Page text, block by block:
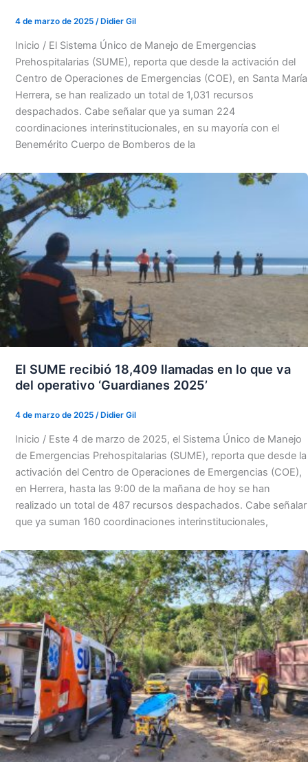
4 de marzo de 2025 /Didier Gil
Inicio / El Sistema Único de Manejo de Emergencias
Prehospitalarias (SUME), reporta que desde la activación del
Centro de Operaciones de Emergencias (COE), en Santa María
Herrera, se han realizado un total de 1,031 recursos
despachados. Cabe señalar que ya suman 224
coordinaciones interinstitucionales, en su mayoría con el
Benemérito Cuerpo de Bomberos de la
El SUME recibió 18,409 llamadas en lo que va
del operativo ‘Guardianes 2025’
4 de marzo de 2025 / Didier Gil
Inicio / Este 4 de marzo de 2025, el Sistema Único de Manejo
de Emergencias Prehospitalarias (SUME), reporta que desde la
activación del Centro de Operaciones de Emergencias (COE),
en Herrera, hasta las 9:00 de la mañana de hoy se han
realizado un total de 487 recursos despachados. Cabe señalar
que ya suman 160 coordinaciones interinstitucionales,